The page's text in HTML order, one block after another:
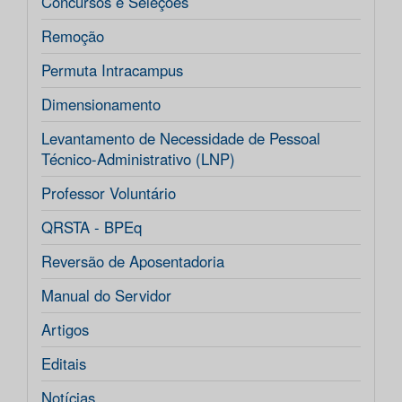
Remoção
Permuta Intracampus
Dimensionamento
Levantamento de Necessidade de Pessoal
Técnico-Administrativo (LNP)
Professor Voluntário
QRSTA - BPEq
Reversão de Aposentadoria
Manual do Servidor
Artigos
Editais